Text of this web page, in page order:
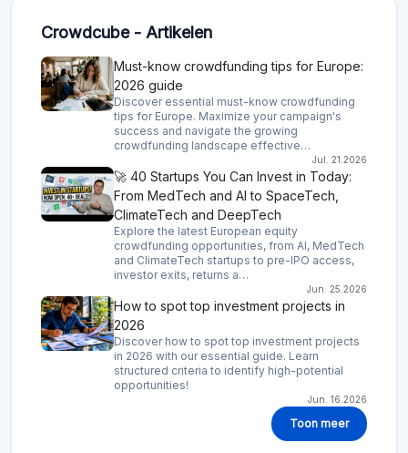
Crowdcube - Artikelen
Must-know crowdfunding tips for Europe:
2026 guide
Discover essential must-know crowdfunding
tips for Europe. Maximize your campaign's
success and navigate the growing
crowdfunding landscape effective…
Jul. 21.2026
🚀 40 Startups You Can Invest in Today:
From MedTech and AI to SpaceTech,
ClimateTech and DeepTech
Explore the latest European equity
crowdfunding opportunities, from AI, MedTech
and ClimateTech startups to pre-IPO access,
investor exits, returns a…
Jun. 25.2026
How to spot top investment projects in
2026
Discover how to spot top investment projects
in 2026 with our essential guide. Learn
structured criteria to identify high-potential
opportunities!
Jun. 16.2026
Toon meer